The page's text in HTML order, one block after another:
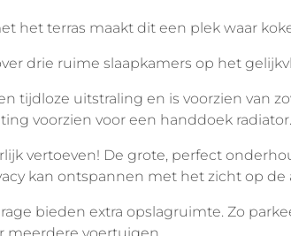
het terras maakt dit een plek waar
drie ruime slaapkamers op het
tijdloze uitstraling en is voorzien van
voorzien voor een handdoek radiator.
vertoeven! De grote, perfect
kan ontspannen met het zicht op
bieden extra opslagruimte. Zo
meerdere voertuigen.